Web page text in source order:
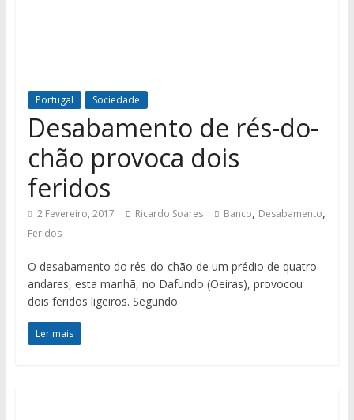
Portugal Sociedade
Desabamento de rés-do-
chão provoca dois
feridos
2 Fevereiro, 2017 Ricardo Soares Banco, Desabamento,
Feridos
O desabamento do rés-do-chão de um prédio de quatro
andares, esta manhã, no Dafundo (Oeiras), provocou
dois feridos ligeiros. Segundo
Ler mais